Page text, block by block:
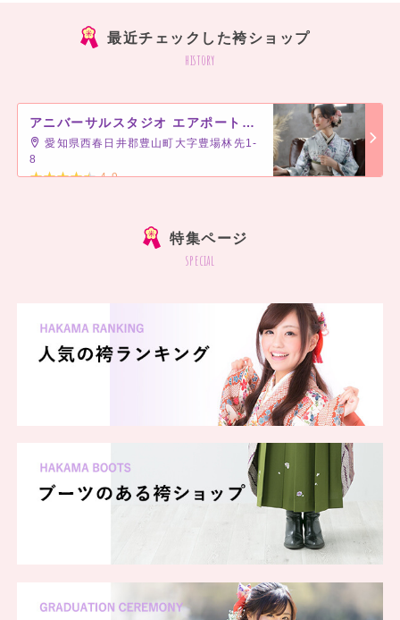
最近チェックした袴ショップ
history
アニバーサルスタジオ エアポートウォーク名古屋
愛知県西春日井郡豊山町大字豊場林先1-
8
4.9
特集ページ
special